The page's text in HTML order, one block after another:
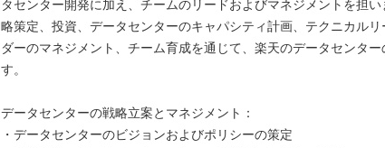
タセンター開発に加え、チームのリードおよびマネジメントを担
略策定、投資、データセンターのキャパシティ計画、テクニカル
ダーのマネジメント、チーム育成を通じて、楽天のデータセンタ
す。
データセンターの戦略立案とマネジメント：
・データセンターのビジョンおよびポリシーの策定